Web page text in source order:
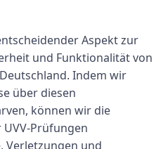
Aspekt zur
und Funktionalität von
Indem wir
über diesen
können wir die
Prüfungen
Verletzungen und